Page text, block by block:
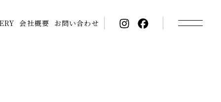
会社概要 お問い合わせ